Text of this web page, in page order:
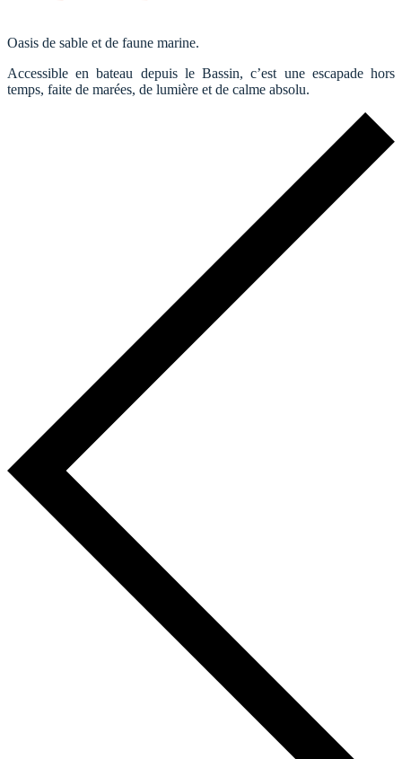
Oasis de sable et de faune marine.
Accessible en bateau depuis le Bassin, c’est une escapade hors
temps, faite de marées, de lumière et de calme absolu.